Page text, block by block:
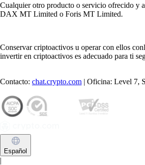
Cualquier otro producto o servicio ofrecido y
DAX MT Limited o Foris MT Limited.
Conservar criptoactivos u operar con ellos
invertir en criptoactivos es adecuado para ti
Contacto: chat.crypto.com | Oficina: Level 7,
Español
|